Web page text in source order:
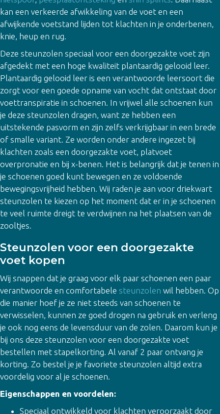
kan een verkeerde afwikkeling van de voet en een
afwijkende voetstand lijden tot klachten in je onderbenen,
knie, heup en rug.
Deze steunzolen speciaal voor een doorgezakte voet zijn
afgedekt met een hoge kwaliteit plantaardig gelooid leer.
Plantaardig gelooid leer is een verantwoorde leersoort die
zorgt voor een goede opname van vocht dat ontstaat door
voettranspiratie in schoenen. In vrijwel alle schoenen kun
je deze steunzolen dragen, want ze hebben een
uitstekende pasvorm en zijn zelfs verkrijgbaar in een brede
of smalle variant. Ze worden onder andere ingezet bij
klachten zoals een doorgezakte voet, platvoet
overpronatie en bij x-benen. Het is belangrijk dat je tenen in
je schoenen goed kunt bewegen en ze voldoende
bewegingsvrijheid hebben. Wij raden je aan voor driekwart
steunzolen te kiezen op het moment dat er in je schoenen
te veel ruimte dreigt te verdwijnen na het plaatsen van de
zooltjes.
Steunzolen voor een doorgezakte
voet kopen
Wij snappen dat je graag voor elk paar schoenen een paar
verantwoorde en comfortabele steunzolen wil hebben. Op
die manier hoef je ze niet steeds van schoenen te
verwisselen, kunnen ze goed drogen na gebruik en verleng
je ook nog eens de levensduur van de zolen. Daarom kun je
bij ons deze steunzolen voor een doorgezakte voet
bestellen met stapelkorting. Al vanaf 2 paar ontvang je
korting. Zo bestel je je favoriete steunzolen altijd extra
voordelig voor al je schoenen.
Eigenschappen en voordelen:
Speciaal ontwikkeld voor klachten veroorzaakt door